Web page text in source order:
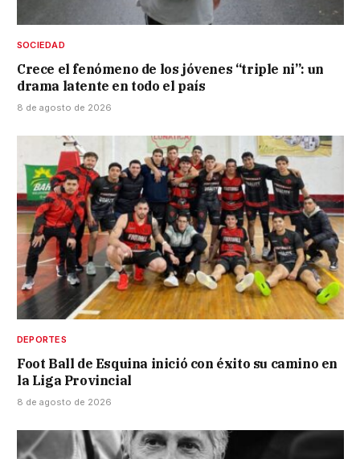
SOCIEDAD
Crece el fenómeno de los jóvenes “triple ni”: un
drama latente en todo el país
8 de agosto de 2026
DEPORTES
Foot Ball de Esquina inició con éxito su camino en
la Liga Provincial
8 de agosto de 2026